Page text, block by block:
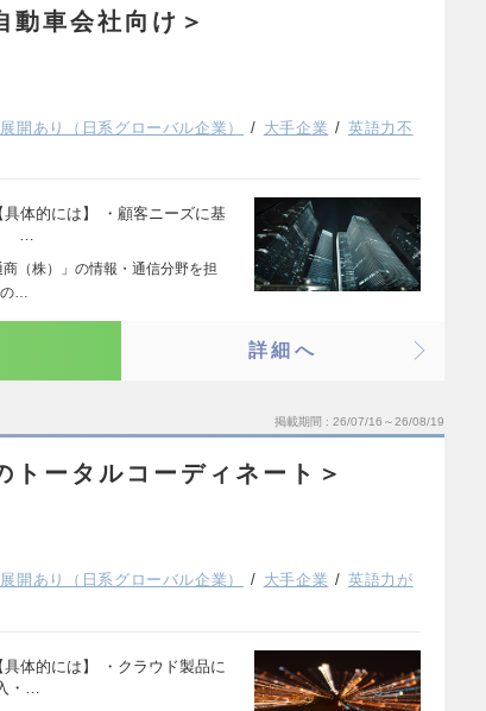
動車会社向け＞
開あり（日系グローバル企業） 大手企業
英語力不
体的には】 ・顧客ニーズに基
…
（株）」の情報・通信分野を担
の…
詳細へ
掲載期間 26/07/16～26/08/19
ータルコーディネート＞
開あり（日系グローバル企業） 大手企業
英語力が
体的には】 ・クラウド製品に
・…